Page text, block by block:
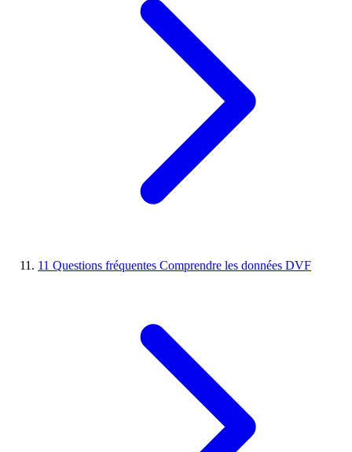
11 Questions fréquentes Comprendre les données DVF